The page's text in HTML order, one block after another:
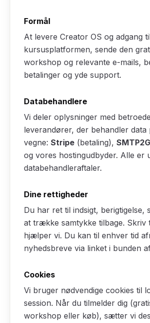
Formål
At levere Creator OS og adgang
kursusplatformen, sende den
workshop og relevante e-mails,
betalinger og yde support.
Databehandlere
Vi deler oplysninger med betroede
leverandører, der behandler data
vegne: Stripe (betaling),
og vores hostingudbyder. Alle er
databehandleraftaler.
Dine rettigheder
Du har ret til indsigt, berigtigelse,
at trække samtykke tilbage. Skriv
hjælper vi. Du kan til enhver tid
nyhedsbreve via linket i bunden
Cookies
Vi bruger nødvendige cookies til
session. Når du tilmelder dig
workshop eller køb), sætter vi